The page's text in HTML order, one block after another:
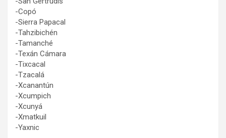
-Copó
-Sierra Papacal
-Tahzibichén
-Tamanché
-Texán Cámara
-Tixcacal
-Tzacalá
-Xcanantún
-Xcumpich
-Xcunyá
-Xmatkuil
-Yaxnic